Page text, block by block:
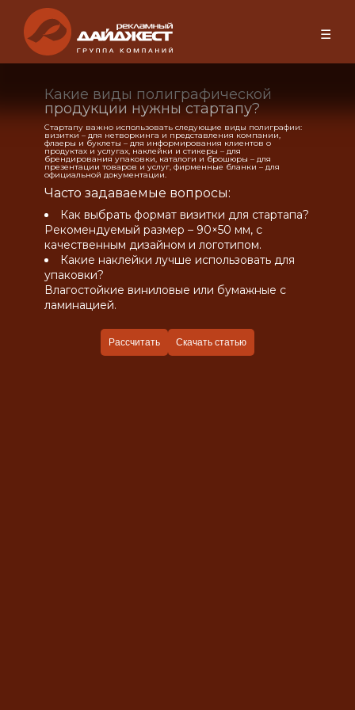
☰
Какие виды полиграфической
продукции нужны стартапу?
Стартапу важно использовать следующие виды полиграфии:
визитки – для нетворкинга и представления компании,
флаеры и буклеты – для информирования клиентов о
продуктах и услугах, наклейки и стикеры – для
брендирования упаковки, каталоги и брошюры – для
презентации товаров и услуг, фирменные бланки – для
официальной документации.
Часто задаваемые вопросы:
Как выбрать формат визитки для стартапа?
Рекомендуемый размер – 90×50 мм, с
качественным дизайном и логотипом.
Какие наклейки лучше использовать для
упаковки?
Влагостойкие виниловые или бумажные с
ламинацией.
Рассчитать Скачать статью